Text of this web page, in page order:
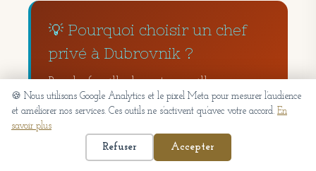
💡 Pourquoi choisir un chef
privé à Dubrovnik ?
Pour les familles louant une villa ou un
appartement historique à Dubrovnik,
engager un chef privé est la solution idéale
car les restaurants de la vieille ville sont
🍪 Nous utilisons Google Analytics et le pixel Meta pour mesurer l’audience
et améliorer nos services. Ces outils ne s’activent qu’avec votre accord. En
savoir plus
Refuser
Accepter